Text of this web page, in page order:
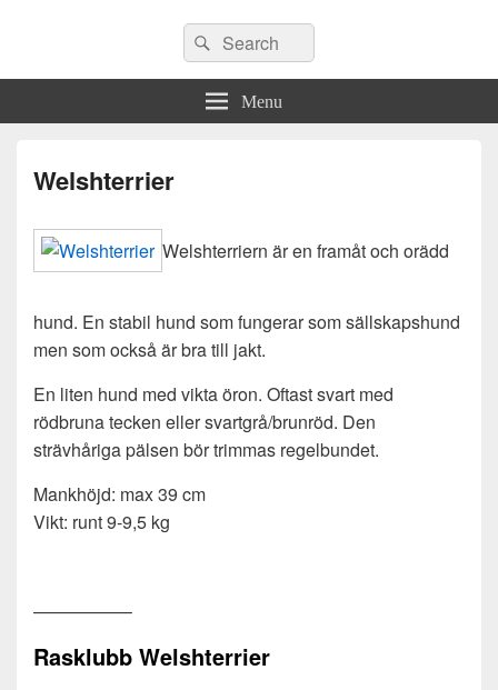
Search
for:
Search
Menu
Welshterrier
Welshterriern är en framåt och orädd
hund. En stabil hund som fungerar som sällskapshund
men som också är bra till jakt.
En liten hund med vikta öron. Oftast svart med
rödbruna tecken eller svartgrå/brunröd. Den
strävhåriga pälsen bör trimmas regelbundet.
Mankhöjd: max 39 cm
Vikt: runt 9-9,5 kg
—————–
Rasklubb Welshterrier